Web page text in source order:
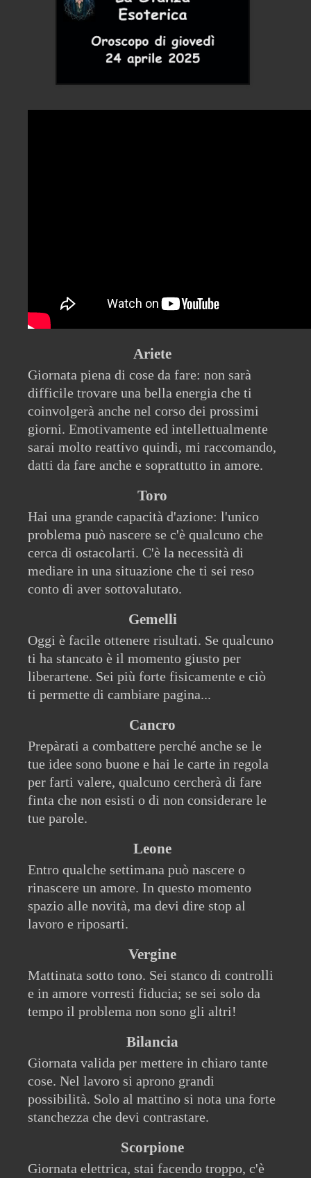
Ariete
Giornata piena di cose da fare: non sarà
difficile trovare una bella energia che ti
coinvolgerà anche nel corso dei prossimi
giorni. Emotivamente ed intellettualmente
sarai molto reattivo quindi, mi raccomando,
datti da fare anche e soprattutto in amore.
Toro
Hai una grande capacità d'azione: l'unico
problema può nascere se c'è qualcuno che
cerca di ostacolarti. C'è la necessità di
mediare in una situazione che ti sei reso
conto di aver sottovalutato.
Gemelli
Oggi è facile ottenere risultati. Se qualcuno
ti ha stancato è il momento giusto per
liberartene. Sei più forte fisicamente e ciò
ti permette di cambiare pagina...
Cancro
Prepàrati a combattere perché anche se le
tue idee sono buone e hai le carte in regola
per farti valere, qualcuno cercherà di fare
finta che non esisti o di non considerare le
tue parole.
Leone
Entro qualche settimana può nascere o
rinascere un amore. In questo momento
spazio alle novità, ma devi dire stop al
lavoro e riposarti.
Vergine
Mattinata sotto tono. Sei stanco di controlli
e in amore vorresti fiducia; se sei solo da
tempo il problema non sono gli altri!
Bilancia
Giornata valida per mettere in chiaro tante
cose. Nel lavoro si aprono grandi
possibilità. Solo al mattino si nota una forte
stanchezza che devi contrastare.
Scorpione
Giornata elettrica, stai facendo troppo, c'è